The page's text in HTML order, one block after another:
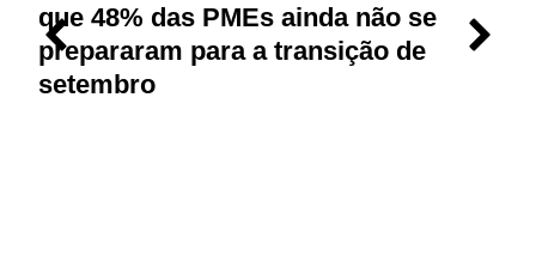
que 48% das PMEs ainda não se
prepararam para a transição de
setembro